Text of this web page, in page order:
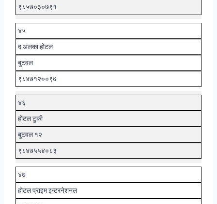
९८५७०३०७९१
४५
द अलका होटल
बुटवल
९८४७१२००९७
४६
होटल टुकी
बुटवल १२
९८४७५५४०८३
४७
होटल प्राइम इन्टरनेशनल